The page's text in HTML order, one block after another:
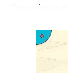
“Encerramos o
todas as outras
bom poder
especial como
esperança.
sorrisos e